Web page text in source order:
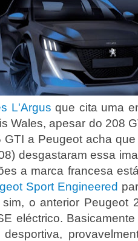
L'Argus que cita uma
Wales, apesar do 208
a Peugeot acha
desgastaram essa
a marca francesa
Sport Engineered
o anterior Peugeot
eléctrico.